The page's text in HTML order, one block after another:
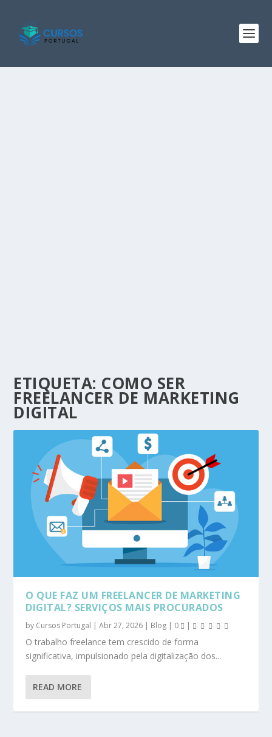
ETIQUETA: COMO SER
FREELANCER DE MARKETING
DIGITAL
O QUE FAZ UM FREELANCER DE MARKETING
DIGITAL? SERVIÇOS MAIS PROCURADOS
by Cursos Portugal |Abr 27, 2026 | Blog | 0 |
O trabalho freelance tem crescido de forma
significativa, impulsionado pela digitalização dos...
READ MORE